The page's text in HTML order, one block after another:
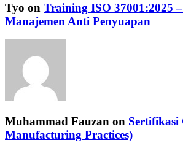
Tyo on Training ISO 37001:2025 –
Manajemen Anti Penyuapan
Muhammad Fauzan on Sertifikasi
Manufacturing Practices)